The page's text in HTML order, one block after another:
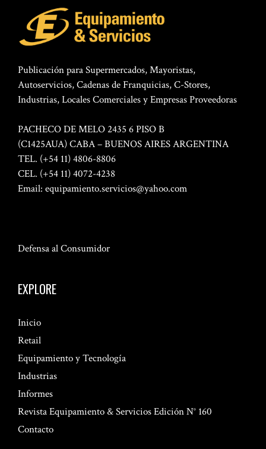
Publicación para Supermercados, Mayoristas,
Autoservicios, Cadenas de Franquicias, C-Stores,
Industrias, Locales Comerciales y Empresas Proveedoras
PACHECO DE MELO 2435 6 PISO B
(C1425AUA) CABA – BUENOS AIRES ARGENTINA
TEL. (+54 11) 4806-8806
CEL. (+54 11) 4072-4238
Email: equipamiento.servicios@yahoo.com
Defensa al Consumidor
EXPLORE
Inicio
Retail
Equipamiento y Tecnología
Industrias
Informes
Revista Equipamiento & Servicios Edición N° 160
Contacto